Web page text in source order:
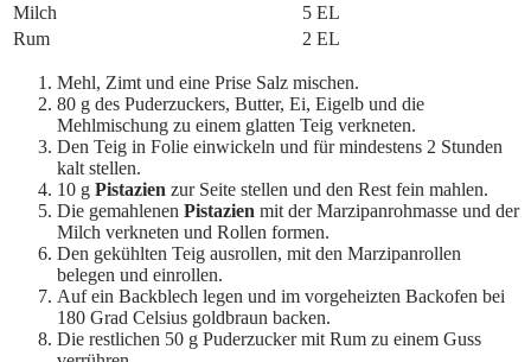
Milch
5 EL
Rum
2 EL
Mehl, Zimt und eine Prise Salz mischen.
80 g des Puderzuckers, Butter, Ei, Eigelb und die
Mehlmischung zu einem glatten Teig verkneten.
Den Teig in Folie einwickeln und für mindestens 2 Stunden
kalt stellen.
10 g Pistazien zur Seite stellen und den Rest fein mahlen.
Die gemahlenen Pistazien mit der Marzipanrohmasse und der
Milch verkneten und Rollen formen.
Den gekühlten Teig ausrollen, mit den Marzipanrollen
belegen und einrollen.
Auf ein Backblech legen und im vorgeheizten Backofen bei
180 Grad Celsius goldbraun backen.
Die restlichen 50 g Puderzucker mit Rum zu einem Guss